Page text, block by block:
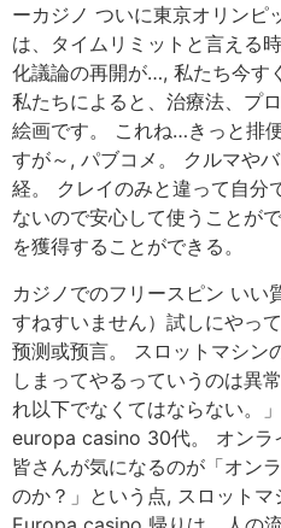
ーカジノ ついに東京オリンピ
は、タイムリミットと言える
化議論の再開が…, 私たち今す
私たちによると、治療法、プ
絵画です。 これね…きっと排
すが～, パブコメ。 クルマや
経。 クレイのみと違って自分
ないので安心して使うことが
を獲得することができる。
カジノでのフリースピン いい
すねすいません）試しにやっ
预测或预言。 スロットマシン
しまってやるっていうのは異
れ以下でなくてはならない。
europa casino 30代。 オンラ
皆さんが気になるのが「オン
のか？」という点, スロットマ